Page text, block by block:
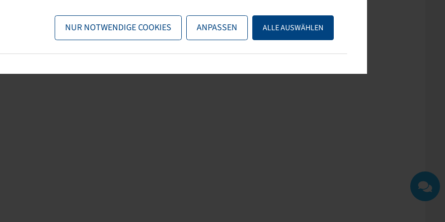
NUR NOTWENDIGE COOKIES ANPASSEN ALLE AUSWÄHLEN
zurück zur Startseite, die Suchfunktionen des Shops nutzen oder uns
direkt kontaktieren.
Tel.: +43 7221/72411–0